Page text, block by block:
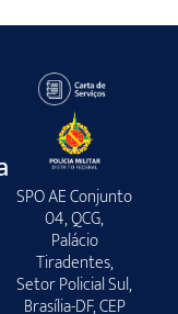
SPO AE Conjunto
04, QCG,
Palácio
Tiradentes,
Setor Policial Sul,
Brasília-DF, CEP